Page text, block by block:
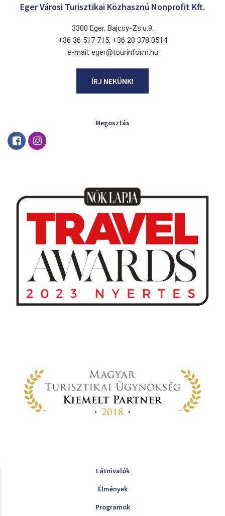
Eger Városi Turisztikai Közhasznú Nonprofit Kft.
3300 Eger, Bajcsy-Zs.u.9.
+36 36 517 715, +36 20 378 0514
e-mail: eger@tourinform.hu
ÍRJ NEKÜNK!
Megosztás
Látnivalók
Élmények
Programok